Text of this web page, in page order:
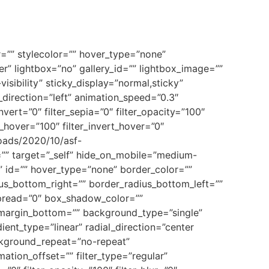
stylecolor=”” hover_type=”none”
lightbox=”no” gallery_id=”” lightbox_image=””
sticky_display=”normal,sticky”
animation_speed=”0.3″
filter_sepia=”0″ filter_opacity=”100″
filter_invert_hover=”0″
2020/10/asf-
target=”_self” hide_on_mobile=”medium-
hover_type=”none” border_color=””
border_radius_bottom_left=””
box_shadow_color=””
background_type=”single”
radial_direction=”center
repeat”
filter_type=”regular”